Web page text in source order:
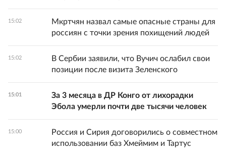
15:02
Мкртчян назвал самые опасные страны для
россиян с точки зрения похищений людей
15:02
В Сербии заявили, что Вучич ослабил свои
позиции после визита Зеленского
15:01
За 3 месяца в ДР Конго от лихорадки
Эбола умерли почти две тысячи человек
15:00
Россия и Сирия договорились о совместном
использовании баз Хмеймим и Тартус